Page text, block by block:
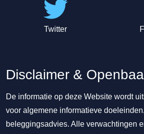
Twitter
Disclaimer &
De informatie op deze Website wordt
voor algemene informatieve
beleggingsadvies. Alle verwachtingen